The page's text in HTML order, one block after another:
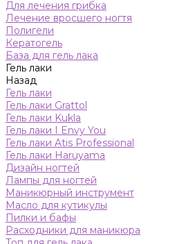
Для лечения грибка
Лечение вросшего ногтя
Полигели
Кератогель
База для гель лака
Гель лаки
Назад
Гель лаки
Гель лаки Grattol
Гель лаки Kukla
Гель лаки I Envy You
Гель лаки Atis Professional
Гель лаки Haruyama
Дизайн ногтей
Лампы для ногтей
Маникюрный инструмент
Масло для кутикулы
Пилки и бафы
Расходники для маникюра